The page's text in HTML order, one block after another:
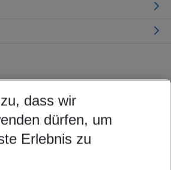
nach Ihren Wünschen
5-8 Nächte
dass wir
dürfen, um
Erlebnis zu